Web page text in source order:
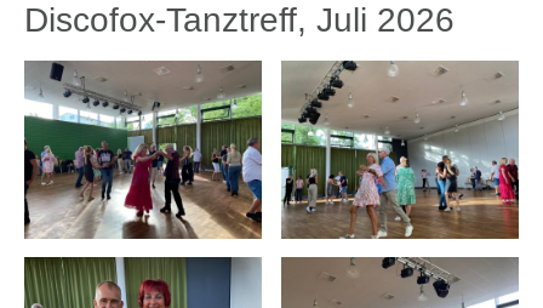
Discofox-Tanztreff, Juli 2026